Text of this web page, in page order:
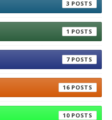
3
1
7
16
10